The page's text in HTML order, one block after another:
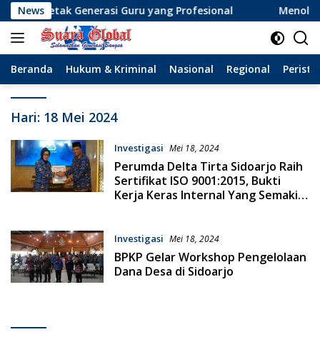
Langsung
ke
konten
NewsGenerasi Guru yang Profesional Menolak
Beranda Hukum & Kriminal Nasional Regional
Hari: 18 Mei 2024
Investigasi Mei 18, 2024
Perumda Delta Tirta Sidoarjo Raih
Sertifikat ISO 9001:2015, Bukti
Kerja Keras Internal Yang Semakin
Investigasi Mei 18, 2024
BPKP Gelar Workshop Pengelolaan
Dana Desa di Sidoarjo